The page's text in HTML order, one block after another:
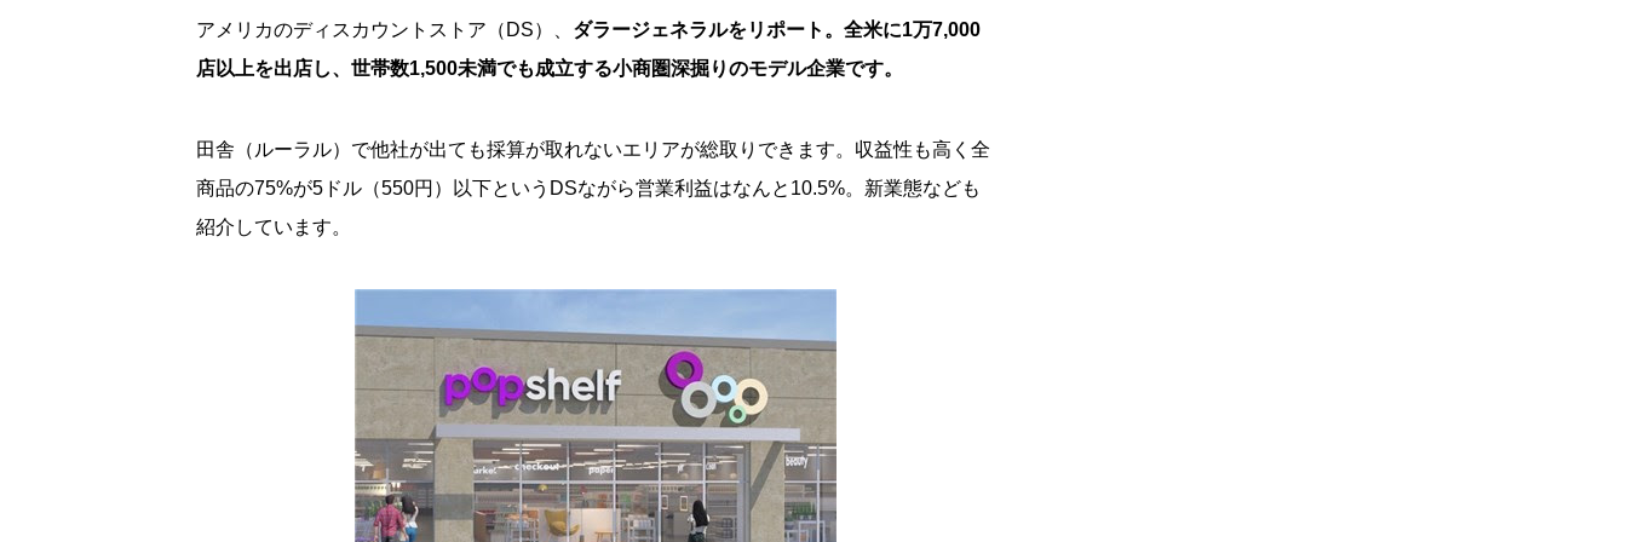
アメリカのディスカウントストア（DS）、 ダラージェネラルをリポート。全米に1万7,000
店以上を出店し、世帯数1,500未満でも成立する小商圏深掘りのモデル企業です。
田舎（ルーラル）で他社が出ても採算が取れないエリアが総取りできます。収益性も高く全
商品の75%が5ドル（550円）以下というDSながら営業利益はなんと10.5%。新業態なども
紹介しています。